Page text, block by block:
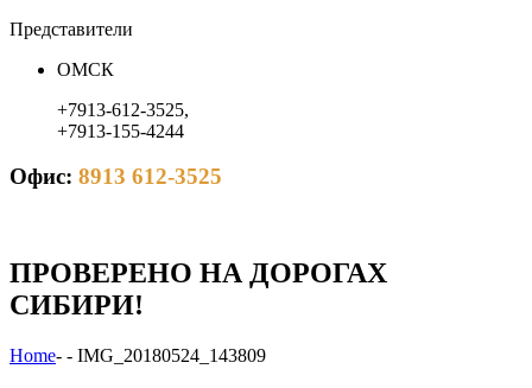
Представители
ОМСК
+7913-612-3525,
+7913-155-4244
Офис: 8913 612-3525
ПРОВЕРЕНО НА ДОРОГАХ
СИБИРИ!
Home- - IMG_20180524_143809